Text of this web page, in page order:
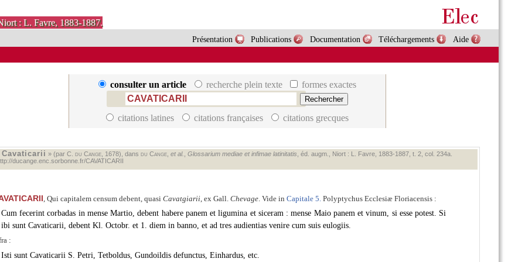
: L. Favre, 1883-1887.
Aide
Téléchargements
Documentation
Publications
Présentation
consulter un article recherche plein texte formes exactes
citations latines citations françaises citations grecques
Cavaticarii » (par C. du Cange, 1678), dans du Cange, et al. Glossarium mediae et infimae latinitatis , éd. augm., Niort : L. Favre, 1883‑1887, t. 2, col. 234a.
ducange.enc.sorbonne.fr/CAVATICARII
, Qui capitalem censum debent, quasi Cavatgiarii, ex Gall. Chevage. Vide in Capitale 5.Polyptychus Ecclesiæ Floriacensis :
Cum fecerint corbadas in mense Martio, debent habere panem et ligumina et siceram : mense Maio panem et vinum, si esse potest. Si
ibi sunt Cavaticarii, debent Kl. Octobr. et 1. diem in banno, et ad tres audientias venire cum suis eulogiis.
:
Isti sunt Cavaticarii S. Petri, Tetboldus, Gundoildis defunctus, Einhardus, etc.